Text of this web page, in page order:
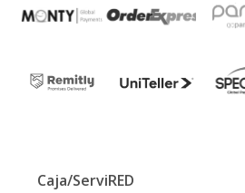
Caja/ServiRED